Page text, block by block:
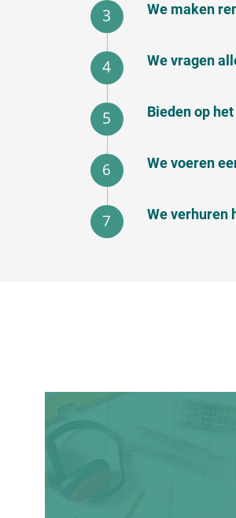
We maken
We vragen
Bieden op
We voeren
We verhuren